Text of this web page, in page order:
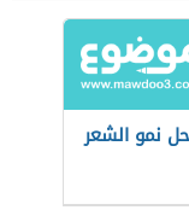
نمو الشعر